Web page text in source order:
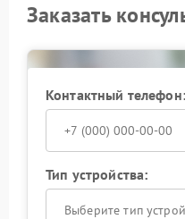
Заказать
Контактный телефон:
Тип устройства:
Выберите тип